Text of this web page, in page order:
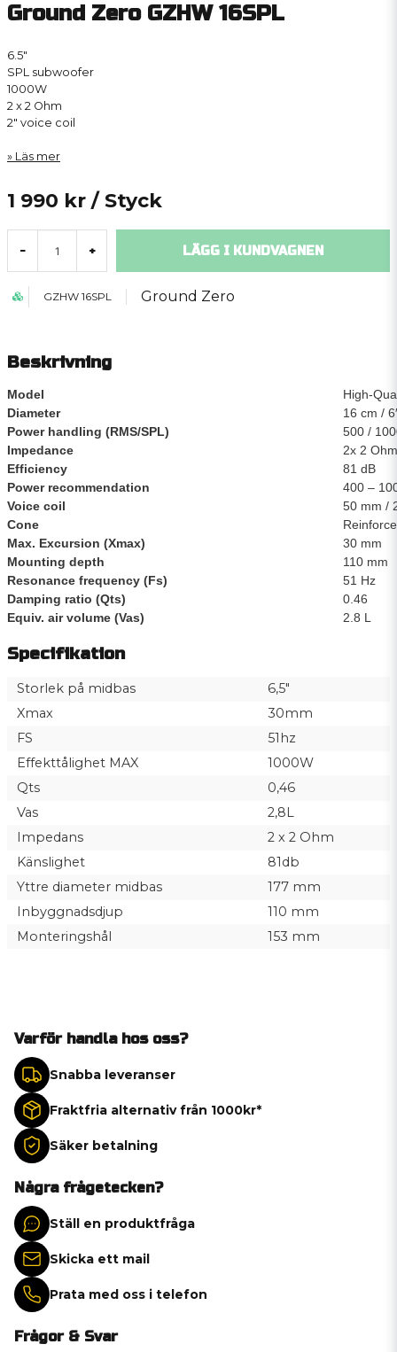
Ground Zero GZHW 16SPL
6.5″
SPL subwoofer
1000W
2 x 2 Ohm
2″ voice coil
Läs mer
1 990 kr / Styck
- + LÄGG I KUNDVAGNEN
GZHW 16SPL Ground Zero
Beskrivning
Model
High-
Diameter
16 cm /
Power handling (RMS/SPL)
500 /
Impedance
2x 2
Efficiency
81 dB
Power recommendation
400 –
Voice coil
50 mm /
Cone
Max. Excursion (Xmax)
30 mm
Mounting depth
110 mm
Resonance frequency (Fs)
51 Hz
Damping ratio (Qts)
0.46
Equiv. air volume (Vas)
2.8 L
Specifikation
Storlek på midbas
6,5"
Xmax
30mm
FS
51hz
Effekttålighet MAX
1000W
Qts
0,46
Vas
2,8L
Impedans
2 x 2 Ohm
Känslighet
81db
Yttre diameter midbas
177 mm
Inbyggnadsdjup
110 mm
Monteringshål
153 mm
Varför handla hos oss?
Snabba leveranser
Fraktfria alternativ från 1000kr*
Säker betalning
Några frågetecken?
Ställ en produktfråga
Skicka ett mail
Prata med oss i telefon
Frågor & Svar